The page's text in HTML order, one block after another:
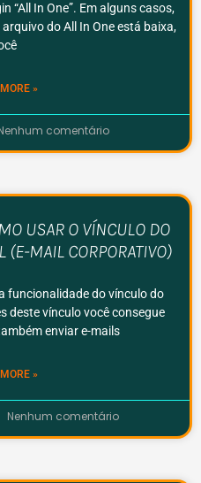
“All In One”. Em alguns casos,
do All In One está baixa,
»
comentário
USAR O VÍNCULO DO
MAIL CORPORATIVO)
funcionalidade do vínculo do
deste vínculo você consegue
enviar e-mails
»
Nenhum comentário